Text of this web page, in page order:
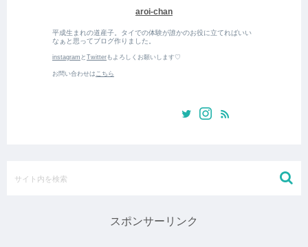
aroi-chan
平成生まれの道産子。タイでの体験が誰かのお役に立てればいい
なぁと思ってブログ作りました。
instagram と Twitterもよろしくお願いします♡
お問い合わせは こちら
スポンサーリンク